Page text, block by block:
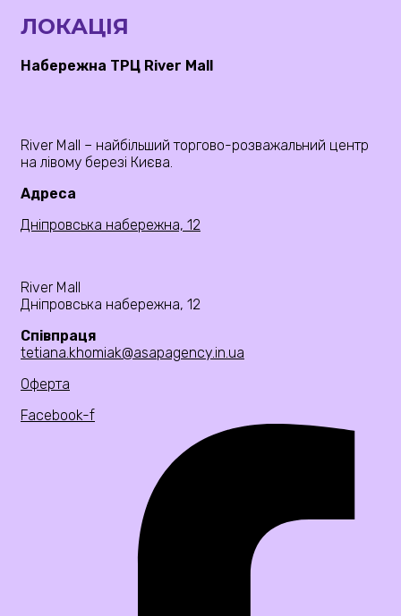
ЛОКАЦІЯ
Набережна ТРЦ River Mall
River Mall – найбільший торгово-розважальний центр
на лівому березі Києва.
Адреса
Дніпровська набережна, 12
River Mall
Дніпровська набережна, 12
Співпраця
tetiana.khomiak@asapagency.in.ua
Оферта
Facebook-f